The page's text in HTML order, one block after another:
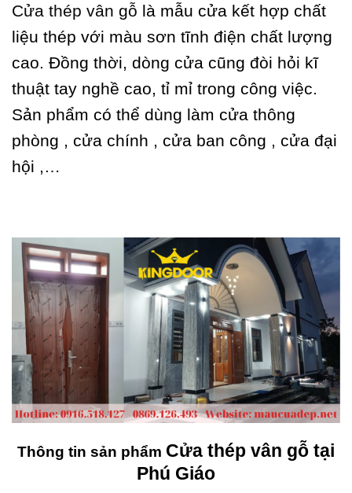
Cửa thép vân gỗ là mẫu cửa kết hợp chất
liệu thép với màu sơn tĩnh điện chất lượng
cao. Đồng thời, dòng cửa cũng đòi hỏi kĩ
thuật tay nghề cao, tỉ mỉ trong công việc.
Sản phẩm có thể dùng làm cửa thông
phòng , cửa chính , cửa ban công , cửa đại
hội ,…
Thông tin sản phẩm Cửa thép vân gỗ tại
Phú Giáo